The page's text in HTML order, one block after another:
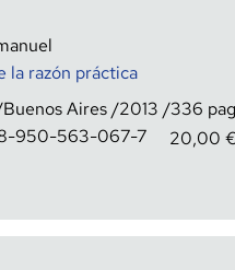
la razón práctica
Buenos Aires 2013 336
950-563-067-7 20,00